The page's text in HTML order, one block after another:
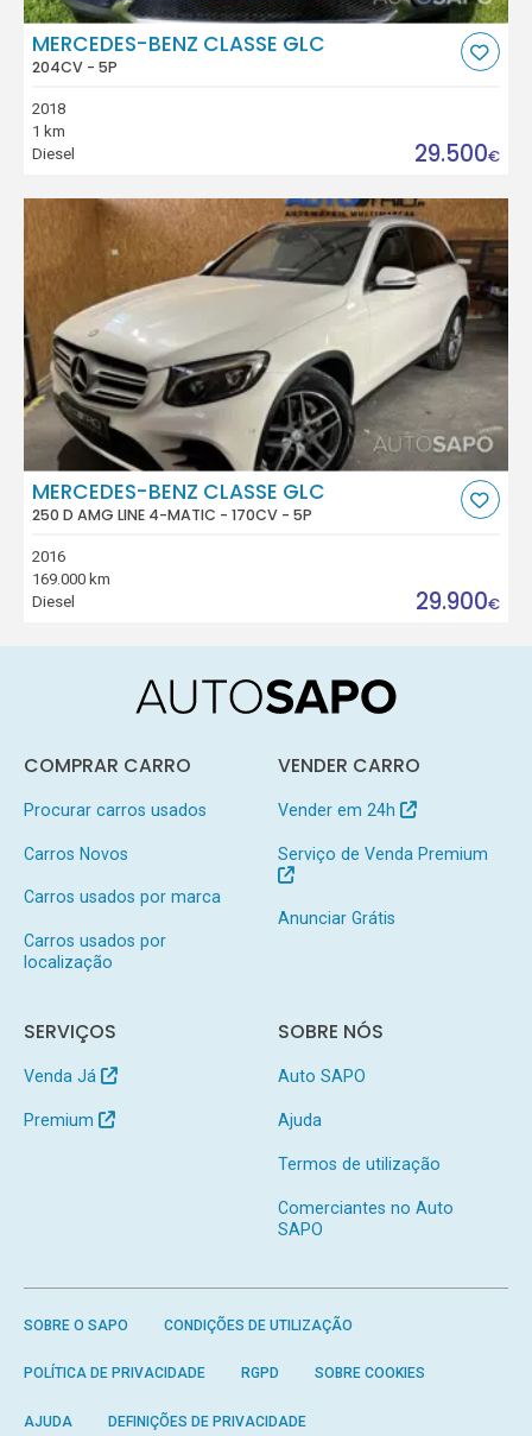
MERCEDES-BENZ CLASSE GLC
204CV - 5P
2018
1 km
Diesel
29.500€
MERCEDES-BENZ CLASSE GLC
250 D AMG LINE 4-MATIC - 170CV - 5P
2016
169.000 km
Diesel
29.900€
COMPRAR CARRO
Procurar carros usados
Carros Novos
Carros usados por marca
Carros usados por
localização
VENDER CARRO
Vender em 24h
Serviço de Venda Premium
Anunciar Grátis
SERVIÇOS
Venda Já
Premium
SOBRE NÓS
Auto SAPO
Ajuda
Termos de utilização
Comerciantes no Auto
SAPO
SOBRE O SAPO CONDIÇÕES DE UTILIZAÇÃO
POLÍTICA DE PRIVACIDADE RGPD SOBRE COOKIES
AJUDA DEFINIÇÕES DE PRIVACIDADE